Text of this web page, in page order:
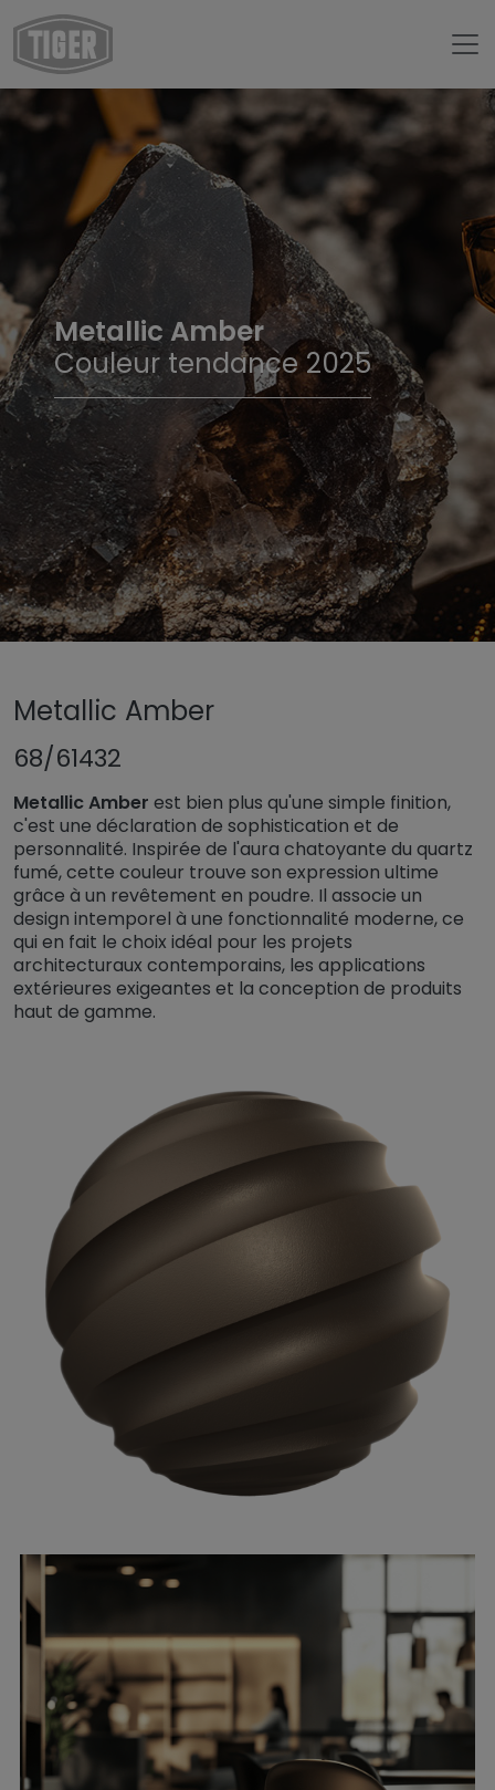
Metallic Amber
Couleur tendance 2025
Revêtement en poudre
Metallic Amber
Metallic Amber
68/61432
Metallic Amber est bien plus qu'une simple finition,
c'est une déclaration de sophistication et de
personnalité. Inspirée de l'aura chatoyante du quartz
fumé, cette couleur trouve son expression ultime
grâce à un revêtement en poudre. Il associe un
design intemporel à une fonctionnalité moderne, ce
qui en fait le choix idéal pour les projets
architecturaux contemporains, les applications
extérieures exigeantes et la conception de produits
haut de gamme.